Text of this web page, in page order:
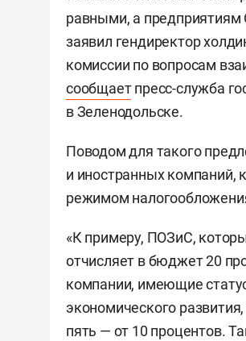
равными, а предприятиям
заявил гендиректор
комиссии по вопросам
сообщаетпресс-служба
в Зеленодольске.
Поводом для такого
и иностранных компаний,
режимом
«К примеру, ПОЗиС,
отчисляет в бюджет 20
компании, имеющие
экономического
пять — от 10 процентов.